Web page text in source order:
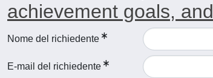
achievement goals,
Nome del richiedente
E-mail del richiedente